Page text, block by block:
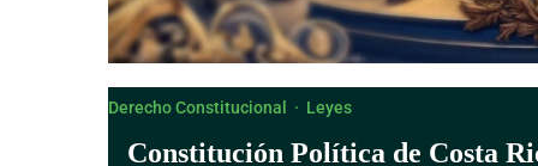
Derecho Constitucional · Leyes
Constitución Política de Costa